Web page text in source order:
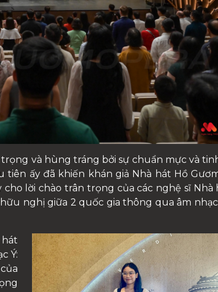
và hùng tráng bởi sự chuẩn mực và
ấy đã khiến khán giả Nhà hát Hồ
lời chào trân trọng của các nghệ sĩ Nhà
nghị giữa 2 quốc gia thông qua âm
Ý: